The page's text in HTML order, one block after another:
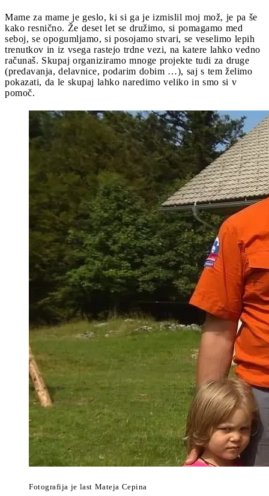
Mame za mame je geslo, ki si ga je izmislil moj mož, je pa še
kako resnično. Že deset let se družimo, si pomagamo med
seboj, se opogumljamo, si posojamo stvari, se veselimo lepih
trenutkov in iz vsega rastejo trdne vezi, na katere lahko vedno
računaš. Skupaj organiziramo mnoge projekte tudi za druge
(predavanja, delavnice, podarim dobim …), saj s tem želimo
pokazati, da le skupaj lahko naredimo veliko in smo si v
pomoč.
Fotografija je last Mateja Cepina